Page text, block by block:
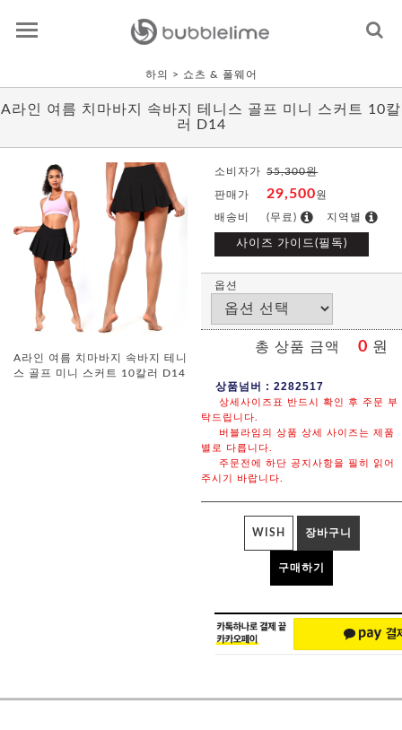
하의 > 쇼츠 & 폴웨어
A라인 여름 치마바지 속바지 테니스 골프 미니 스커트 10칼
러 D14
A라인 여름 치마바지 속바지 테니
스 골프 미니 스커트 10칼러 D14
소비자가 55,300원
판매가 29,500원
배송비 (무료) 지역별
사이즈 가이드(필독)
옵션
총 상품 금액 0 원
상품넘버 : 2282517
상세사이즈표 반드시 확인 후 주문 부
탁드립니다.
버블라임의 상품 상세 사이즈는 제품
별로 다릅니다.
주문전에 하단 공지사항을 필히 읽어
주시기 바랍니다.
WISH 장바구니
구매하기